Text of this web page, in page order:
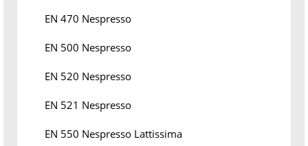
EN 470 Nespresso
EN 500 Nespresso
EN 520 Nespresso
EN 521 Nespresso
EN 550 Nespresso Lattissima